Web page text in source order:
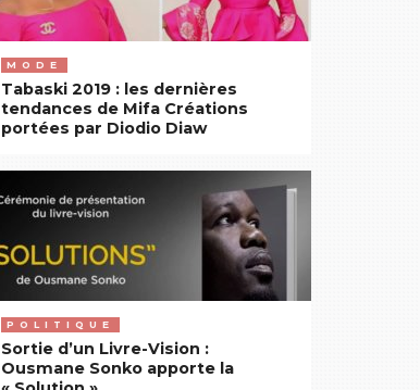
MODE
Tabaski 2019 : les dernières
tendances de Mifa Créations
portées par Diodio Diaw
POLITIQUE
Sortie d’un Livre-Vision :
Ousmane Sonko apporte la